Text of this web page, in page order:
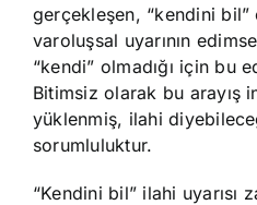
gerçekleşen, “kendini
varoluşsal uyarının
“kendi” olmadığı için bu
Bitimsiz olarak bu arayış
yüklenmiş, ilahi
sorumluluktur.
“Kendini bil” ilahi uyarısı